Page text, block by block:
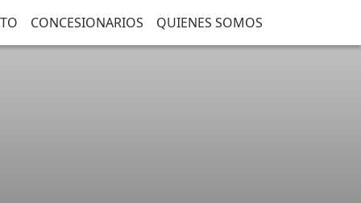
CONCESIONARIOS QUIENES SOMOS